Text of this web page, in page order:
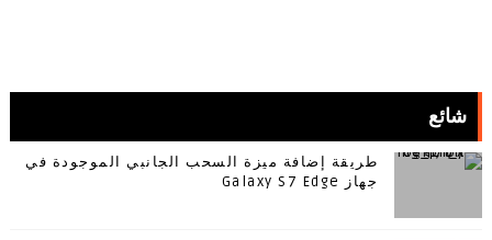
شائع
طريقة إضافة ميزة السحب الجانبي الموجودة في
جهاز Galaxy S7 Edge